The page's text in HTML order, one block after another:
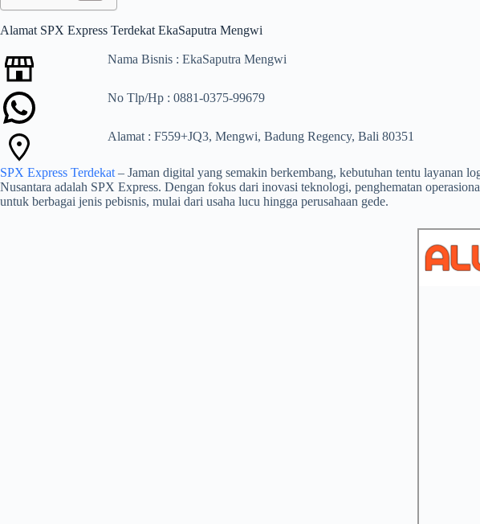
Alamat SPX Express Terdekat EkaSaputra Mengwi
Nama Bisnis : EkaSaputra Mengwi
No Tlp/Hp : 0881-0375-99679
Alamat : F559+JQ3, Mengwi, Badung Regency, Bali 80351
SPX Express Terdekat – Jaman digital yang semakin berkembang, kebutuhan tentu layanan
Nusantara adalah SPX Express. Dengan fokus dari inovasi teknologi, penghematan
untuk berbagai jenis pebisnis, mulai dari usaha lucu hingga perusahaan gede.